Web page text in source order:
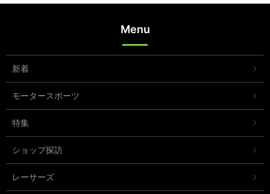
Menu
新着
モータースポーツ
特集
ショップ探訪
レーサーズ